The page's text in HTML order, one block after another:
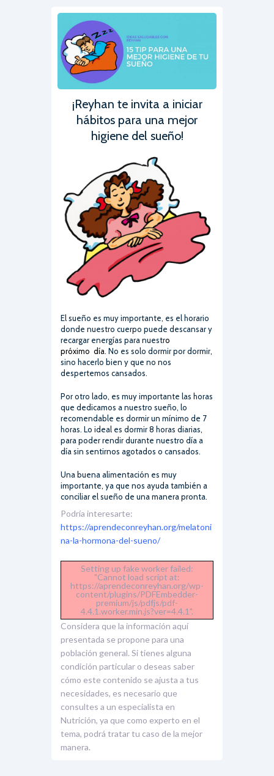
¡Reyhan te invita a iniciar
hábitos para una mejor
higiene del sueño!
El sueño es muy importante, es el horario
donde nuestro cuerpo puede descansar y
recargar energías para nuestro
próximo día. No es solo dormir por dormir,
sino hacerlo bien y que no nos
despertemos cansados.
Por otro lado, es muy importante las horas
que dedicamos a nuestro sueño, lo
recomendable es dormir un mínimo de 7
horas. Lo ideal es dormir 8 horas diarias,
para poder rendir durante nuestro día a
día sin sentirnos agotados o cansados.
Una buena alimentación es muy
importante, ya que nos ayuda también a
conciliar el sueño de una manera pronta.
Podría interesarte:
https://aprendeconreyhan.org/melatoni
na-la-hormona-del-sueno/
Setting up fake worker failed:
"Cannot load script at:
https://aprendeconreyhan.org/wp-
content/plugins/PDFEmbedder-
premium/js/pdfjs/pdf-
4.4.1.worker.min.js?ver=4.4.1".
Considera que la información aquí
presentada se propone para una
población general. Si tienes alguna
condición particular o deseas saber
cómo este contenido se ajusta a tus
necesidades, es necesario que
consultes a un especialista en
Nutrición, ya que como experto en el
tema, podrá tratar tu caso de la mejor
manera.